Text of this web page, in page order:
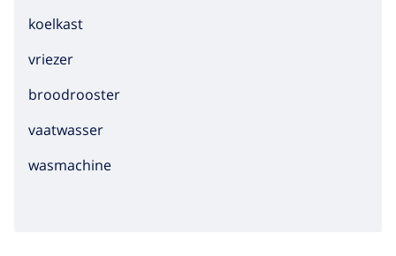
koelkast
vriezer
broodrooster
vaatwasser
wasmachine